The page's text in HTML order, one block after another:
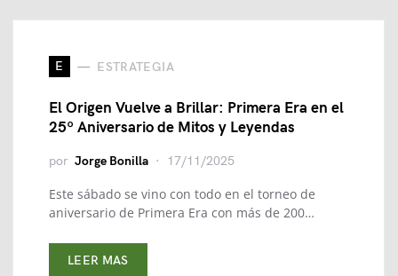
E ESTRATEGIA
El Origen Vuelve a Brillar: Primera Era en el
25º Aniversario de Mitos y Leyendas
por Jorge Bonilla 17/11/2025
Este sábado se vino con todo en el torneo de
aniversario de Primera Era con más de 200…
LEER MAS